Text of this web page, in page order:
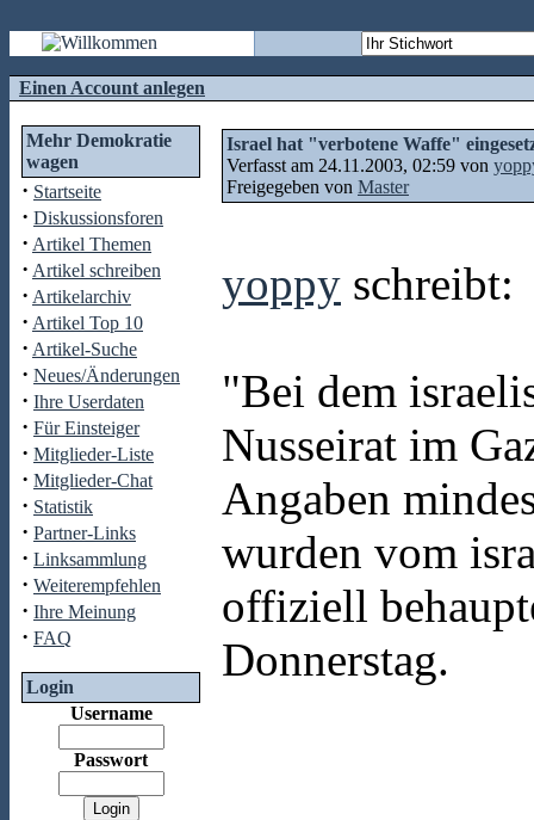
Einen Account anlegen
Mehr Demokratie
wagen
· Startseite
· Diskussionsforen
· Artikel Themen
· Artikel schreiben
· Artikelarchiv
· Artikel Top 10
· Artikel-Suche
· Neues/Änderungen
· Ihre Userdaten
· Für Einsteiger
· Mitglieder-Liste
· Mitglieder-Chat
· Statistik
· Partner-Links
· Linksammlung
· Weiterempfehlen
· Ihre Meinung
· FAQ
Login
Username
Passwort
Israel hat "verbotene Waffe"
Verfasst am 24.11.2003, 02:59 von
Freigegeben von Master
yoppy schreibt:
"Bei dem
Nusseirat im
Angaben
wurden vom
offiziell
Donnerstag.